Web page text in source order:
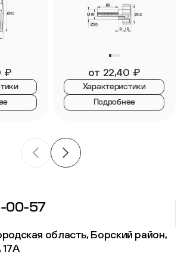
₽ от 22,40 ₽
Характеристики
Подробнее
00-57
область, Борский район,